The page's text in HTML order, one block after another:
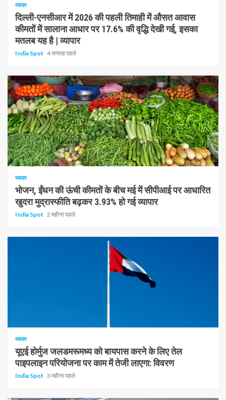
व्यापार
दिल्ली-एनसीआर में 2026 की पहली तिमाही में औसत आवास
कीमतों में सालाना आधार पर 17.6% की वृद्धि देखी गई, इसका
मतलब यह है | व्यापार
India Spot 4 सप्ताह पहले
1 न्यूनतम पढ़ा
व्यापार
भोजन, ईंधन की ऊंची कीमतों के बीच मई में सीपीआई पर आधारित
खुदरा मुद्रास्फीति बढ़कर 3.93% हो गई व्यापार
India Spot 2 महीना पहले
व्यापार
यूएई होर्मुज जलडमरूमध्य को बायपास करने के लिए तेल
पाइपलाइन परियोजना पर काम में तेजी लाएगा: विवरण
India Spot 3 महीना पहले